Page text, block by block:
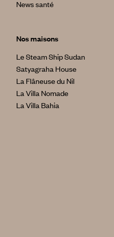
News santé
Nos maisons
Le Steam Ship Sudan
Satyagraha House
La Flâneuse du Nil
La Villa Nomade
La Villa Bahia